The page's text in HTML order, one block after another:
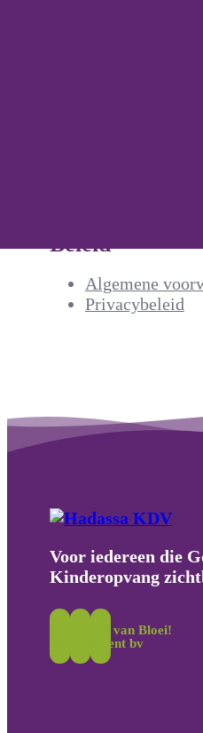
Beleid
Algemene
Privacybeleid
Onderdeel van Bloei!
Management bv
Voor iedereen die
Kinderopvang